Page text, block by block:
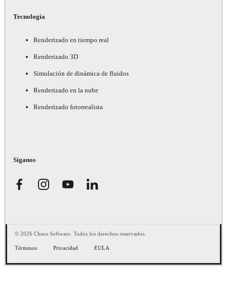
Tecnología
Renderizado en tiempo real
Renderizado 3D
Simulación de dinámica de fluidos
Renderizado en la nube
Renderizado fotorrealista
Síganos
© 2026 Chaos Software. Todos los derechos reservados.
Términos Privacidad EULA